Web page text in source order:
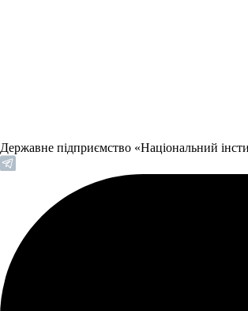
Державне підприємство «Національний